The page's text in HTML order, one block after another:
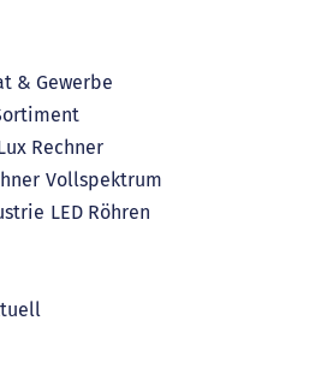
& Gewerbe
Rechner
Vollspektrum
LED Röhren